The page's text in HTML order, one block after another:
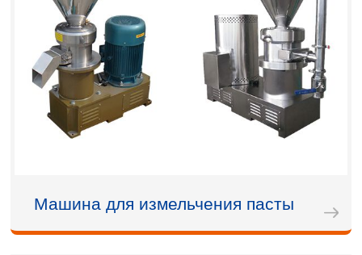
Машина для измельчения пасты